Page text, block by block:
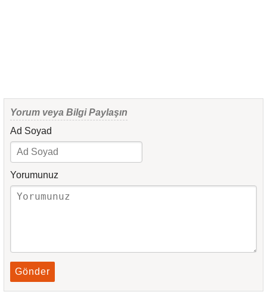
Yorum veya Bilgi Paylaşın
Ad Soyad
Yorumunuz
Gönder